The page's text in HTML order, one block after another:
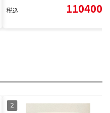
税込 110400